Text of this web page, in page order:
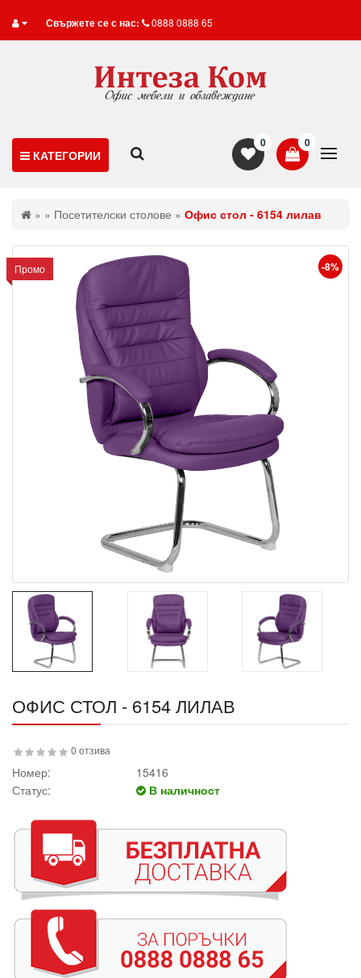
Свържете се с нас: 0888 0888 65
КАТЕГОРИИ
0
0
» » Посетителски столове » Офис стол - 6154 лилав
Промо -8%
ОФИС СТОЛ - 6154 ЛИЛАВ
0 отзива
Номер:
15416
Статус:
В наличност